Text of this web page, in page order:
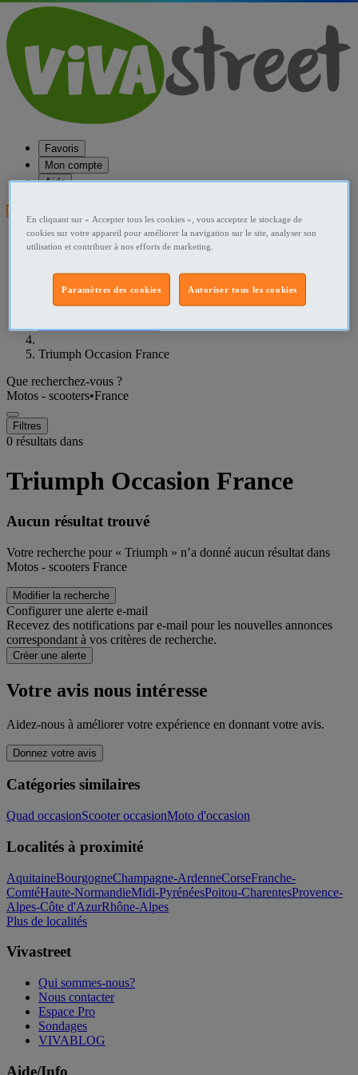
Favoris
Mon compte
Aide
Publier une annonce
Favoris
Publier une annonce
Accueil
Triumph Occasion France
Que recherchez-vous ?
Motos - scooters•France
Filtres
0 résultats dans
Triumph Occasion France
Aucun résultat trouvé
Votre recherche pour « Triumph » n’a donné aucun résultat dans
Motos - scooters France
Modifier la recherche
Configurer une alerte e-mail
Recevez des notifications par e-mail pour les nouvelles annonces
correspondant à vos critères de recherche.
Créer une alerte
Votre avis nous intéresse
Aidez-nous à améliorer votre expérience en donnant votre avis.
Donnez votre avis
Catégories similaires
Quad occasionScooter occasionMoto d'occasion
Localités à proximité
AquitaineBourgogneChampagne-ArdenneCorseFranche-
ComtéHaute-NormandieMidi-PyrénéesPoitou-CharentesProvence-
Alpes-Côte d'AzurRhône-Alpes
Plus de localités
Vivastreet
Qui sommes-nous?
Nous contacter
Espace Pro
Sondages
VIVABLOG
Aide/Info
En cliquant sur « Accepter tous les cookies », vous acceptez le stockage de
cookies sur votre appareil pour améliorer la navigation sur le site, analyser son
utilisation et contribuer à nos efforts de marketing.
Autoriser tous les cookies
Paramètres des cookies